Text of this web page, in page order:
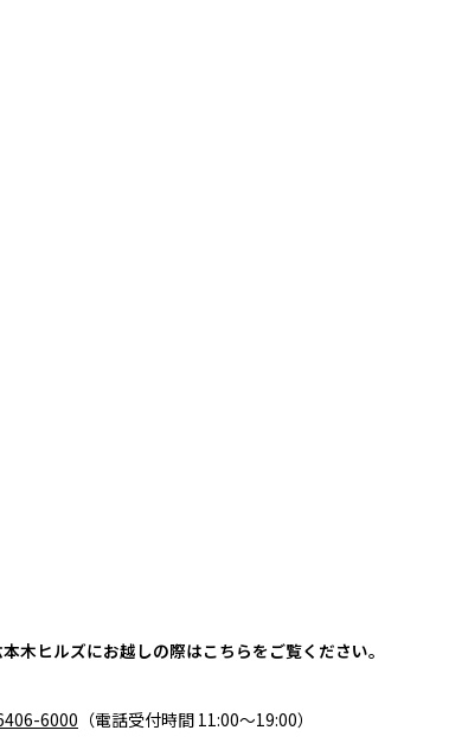
木ヒルズにお越しの際はこちらをご覧ください。
6000 （電話受付時間 11:00～19:00）